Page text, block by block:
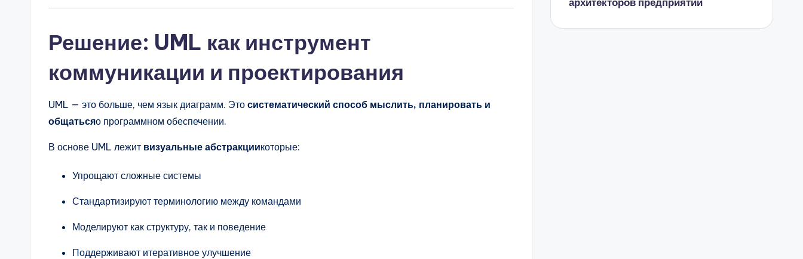
Решение: UML как инструмент
коммуникации и проектирования
UML — это больше, чем язык диаграмм. Это систематический способ мыслить, планировать и
общатьсяо программном обеспечении.
В основе UML лежит визуальные абстракциикоторые:
Упрощают сложные системы
Стандартизируют терминологию между командами
Моделируют как структуру, так и поведение
Поддерживают итеративное улучшение